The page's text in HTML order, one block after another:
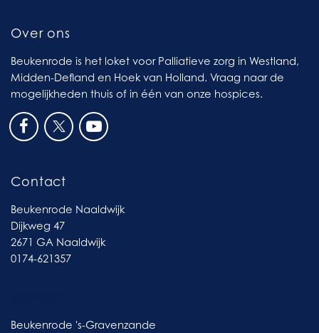
Over ons
Beukenrode is het loket voor Palliatieve zorg in Westland,
Midden-Defland en Hoek van Holland. Vraag naar de
mogelijkheden thuis of in één van onze hospices.
Contact
Beukenrode Naaldwijk
Dijkweg 47
2671 GA Naaldwijk
0174-621357
Beukenrode 's-Gravenzande